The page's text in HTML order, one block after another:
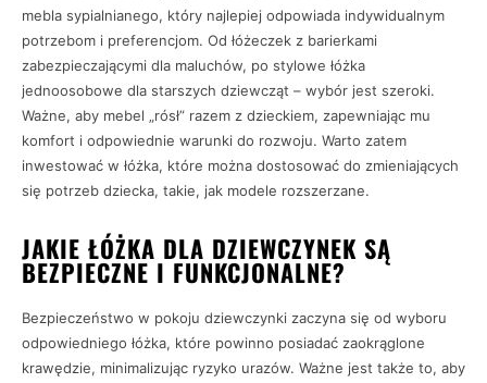
mebla sypialnianego, który najlepiej odpowiada indywidualnym
potrzebom i preferencjom. Od łóżeczek z barierkami
zabezpieczającymi dla maluchów, po stylowe łóżka
jednoosobowe dla starszych dziewcząt – wybór jest szeroki.
Ważne, aby mebel „rósł” razem z dzieckiem, zapewniając mu
komfort i odpowiednie warunki do rozwoju. Warto zatem
inwestować w łóżka, które można dostosować do zmieniających
się potrzeb dziecka, takie, jak modele rozszerzane.
JAKIE ŁÓŻKA DLA DZIEWCZYNEK SĄ
BEZPIECZNE I FUNKCJONALNE?
Bezpieczeństwo w pokoju dziewczynki zaczyna się od wyboru
odpowiedniego łóżka, które powinno posiadać zaokrąglone
krawędzie, minimalizując ryzyko urazów. Ważne jest także to, aby